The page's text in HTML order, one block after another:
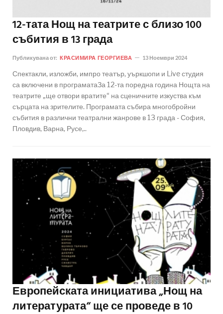
12-тата Нощ на театрите с близо 100
събития в 13 града
Публикувана от: КРАСИМИРА ГЕОРГИЕВА 13 Ноември 2024
Спектакли, изложби, импро театър, уъркшопи и Live студия
са включени в програматаЗа 12-та поредна година Нощта на
театрите „ще отвори вратите“ на сценичните изкуства към
сърцата на зрителите. Програмата събира многобройни
събития в различни театрални жанрове в 13 града - София,
Пловдив, Варна, Русе,..
Европейската инициатива „Нощ на
литературата“ ще се проведе в 10